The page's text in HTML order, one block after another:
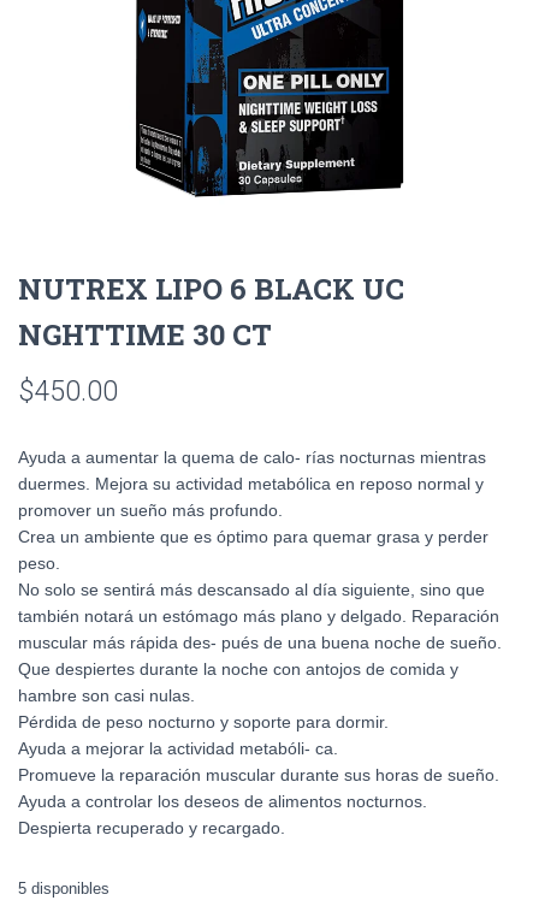
NUTREX LIPO 6 BLACK UC
NGHTTIME 30 CT
$450.00
Ayuda a aumentar la quema de calo- rías nocturnas mientras
duermes. Mejora su actividad metabólica en reposo normal y
promover un sueño más profundo.
Crea un ambiente que es óptimo para quemar grasa y perder
peso.
No solo se sentirá más descansado al día siguiente, sino que
también notará un estómago más plano y delgado. Reparación
muscular más rápida des- pués de una buena noche de sueño.
Que despiertes durante la noche con antojos de comida y
hambre son casi nulas.
Pérdida de peso nocturno y soporte para dormir.
Ayuda a mejorar la actividad metabóli- ca.
Promueve la reparación muscular durante sus horas de sueño.
Ayuda a controlar los deseos de alimentos nocturnos.
Despierta recuperado y recargado.
5 disponibles